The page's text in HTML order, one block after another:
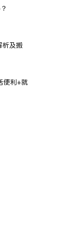
析及搬
便利+就